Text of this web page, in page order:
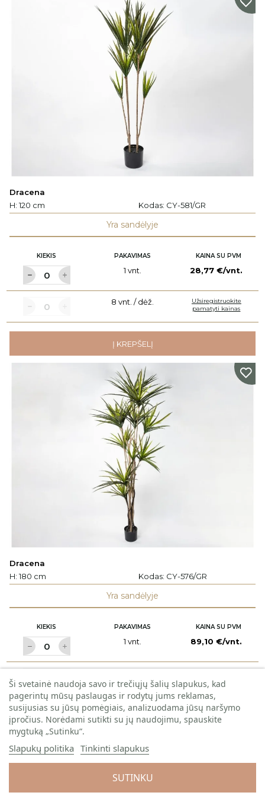
Dracena
H: 120 cm
Kodas: CY-581/GR
Yra sandėlyje
KIEKIS PAKAVIMAS KAINA SU PVM
1 vnt. 28,77 €/vnt.
8 vnt. / dėž.
Užsiregistruokite
pamatyti kainas
Į KREPŠELĮ
Dracena
H: 180 cm
Kodas: CY-576/GR
Yra sandėlyje
KIEKIS PAKAVIMAS KAINA SU PVM
1 vnt. 89,10 €/vnt.
pamatyti kainas
Į KREPŠELĮ
Ši svetainė naudoja savo ir trečiųjų šalių slapukus, kad
pagerintų mūsų paslaugas ir rodytų jums reklamas,
susijusias su jūsų pomėgiais, analizuodama jūsų naršymo
įpročius. Norėdami sutikti su jų naudojimu, spauskite
mygtuką „Sutinku“.
Slapukų politika Tinkinti slapukus
SUTINKU